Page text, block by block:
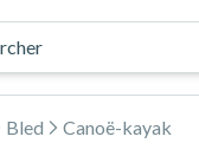
Bled Canoë-kayak